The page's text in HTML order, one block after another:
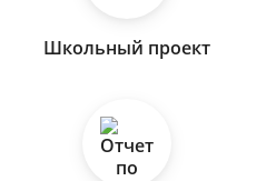
Школьный проект